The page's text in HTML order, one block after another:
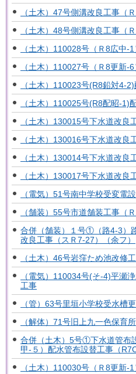
（土木）47号側溝改良工事（Ｒ
（土木）48号側溝改良工事（Ｒ
（土木）110028号（Ｒ8広中-
（土木）110027号（Ｒ8更新-
（土木）110023号(R8鉛対4-
（土木）110025号(R8配昭-1)
（土木）130015号下水道改良
（土木）130016号下水道改良
（土木）130014号下水道改良
（土木）130017号下水道改良
（電気）51号南中学校受変電
（舗装）55号市道舗装工事（
合併（舗装）１号①（路4-3）
改良工事（スＲ7-27）（余フ）
（土木）46号岩窪ため池改修工
（電気）110034号(そ-4)平瀬
工事
（管）63号里垣小学校受水槽
（解体）71号旧上九一色保育
合併（土木）5号①下水道管布
甲-５）配水管布設替工事（
（土木）110030号（Ｒ8更新-